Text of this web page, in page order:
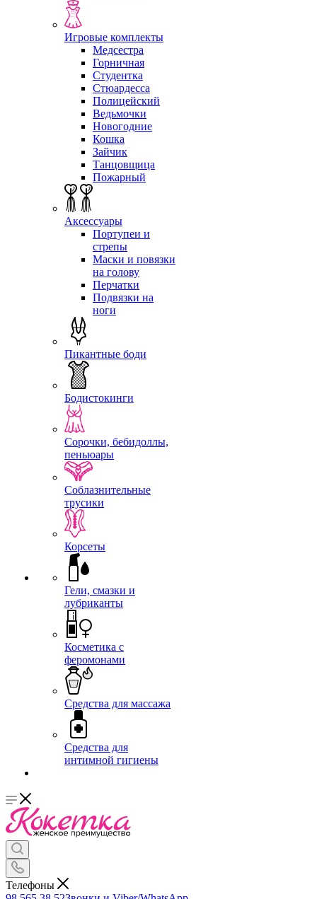
Игровые комплекты
Медсестра
Горничная
Студентка
Стюардесса
Полицейский
Ведьмочки
Новогодние
Кошка
Зайчик
Танцовщица
Пожарный
Аксессуары
Портупеи и
стрепы
Маски и повязки
на голову
Перчатки
Подвязки на
ноги
Пикантные боди
Бодистокинги
Сорочки, бебидоллы,
пеньюары
Соблазнительные
трусики
Корсеты
Гели, смазки и
лубриканты
Косметика с
феромонами
Средства для массажа
Средства для
интимной гигиены
Телефоны